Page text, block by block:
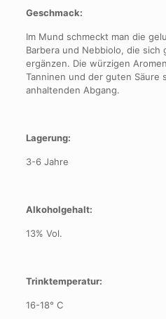
Geschmack:
Im Mund schmeckt man die
Barbera und Nebbiolo, die
ergänzen. Die würzigen
Tanninen und der guten Säure
anhaltenden Abgang.
Lagerung:
3-6 Jahre
Alkoholgehalt:
13% Vol.
Trinktemperatur:
16-18° C